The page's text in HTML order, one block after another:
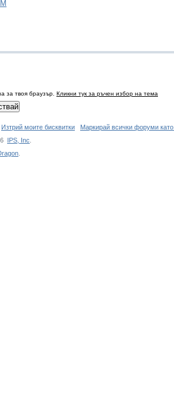
за твоя браузър. Кликни тук за ръчен избор на тема
Изтрий моите бисквитки
Маркирай всички форуми
IPS, Inc